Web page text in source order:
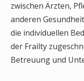
zwischen Ärzten,
anderen
die individuellen
der Frailty
Betreuung und